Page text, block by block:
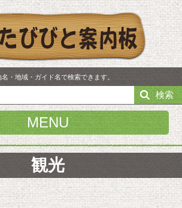
・地域・ガイド名で検索できます。
検索
MENU
観光